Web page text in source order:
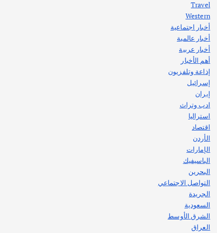
Travel
Western
أخبار اجتماعية
أخبار عالمية
أخبار عربية
أهم الأخبار
إذاعة وتلفزيون
إسرائيل
إيران
ادب وتراث
استراليا
اقتصاد
الأردن
الإمارات
الباسيفيك
البحرين
التواصل الاجتماعي
الجريدة
السعودية
الشرق الأوسط
العراق